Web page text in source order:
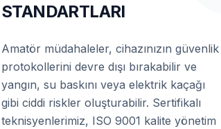
STANDARTLARI
Amatör müdahaleler, cihazınızın güvenlik
protokollerini devre dışı bırakabilir ve
yangın, su baskını veya elektrik kaçağı
gibi ciddi riskler oluşturabilir. Sertifikalı
teknisyenlerimiz, ISO 9001 kalite yönetim